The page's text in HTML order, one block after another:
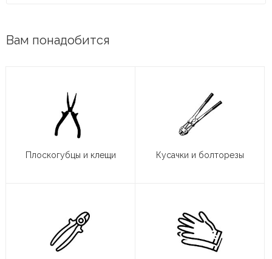
Вам понадобится
Плоскогубцы и клещи Кусачки и болторезы